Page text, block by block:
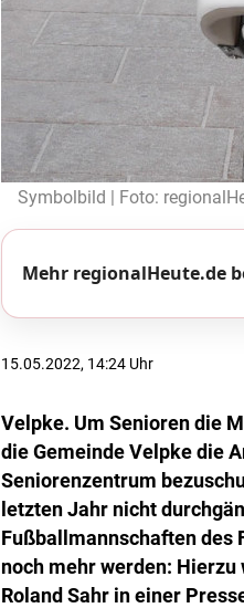
Symbolbild | Foto:
Mehr regionalHeute.de
15.05.2022, 14:24 Uhr
Velpke. Um Senioren die
die Gemeinde Velpke die
Seniorenzentrum
letzten Jahr nicht
Fußballmannschaften des
noch mehr werden:
Roland Sahr in einer